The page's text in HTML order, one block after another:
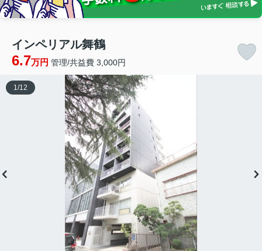
インペリアル舞鶴
6.7万円 管理/共益費 3,000円
1/12